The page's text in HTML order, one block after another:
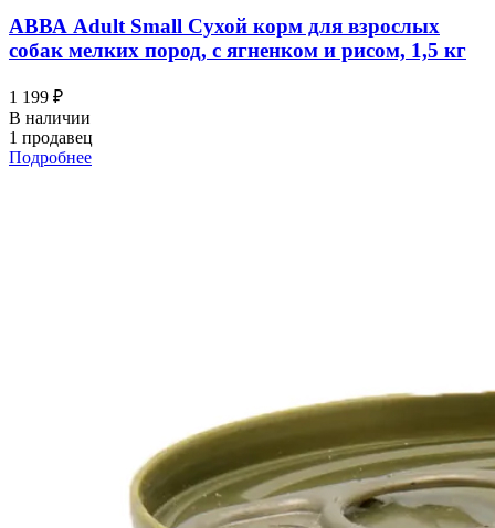
АВВА Adult Small Сухой корм для взрослых
собак мелких пород, с ягненком и рисом, 1,5 кг
1 199 ₽
В наличии
1 продавец
Подробнее